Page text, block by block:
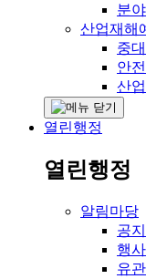
분
산업재해
중
안
산
열린행정
열린행정
알림마당
공
행
유